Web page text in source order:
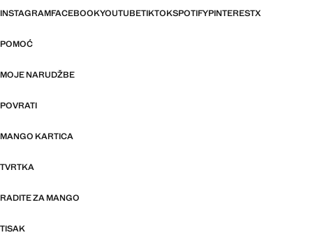
INSTAGRAMFACEBOOKYOUTUBETIKTOKSPOTIFYPINTERESTX
POMOĆ
MOJE NARUDŽBE
POVRATI
MANGO KARTICA
TVRTKA
RADITE ZA MANGO
TISAK